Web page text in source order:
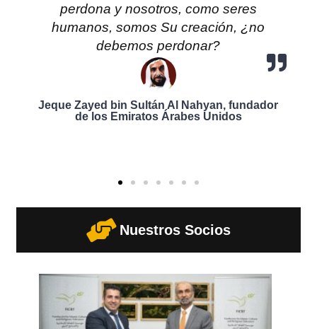
perdona y nosotros, como seres
humanos, somos Su creación, ¿no
debemos perdonar?
Jeque Zayed bin Sultán Al Nahyan, fundador
de los Emiratos Árabes Unidos
Nuestros Socios